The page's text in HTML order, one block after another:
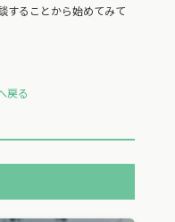
することから始めてみて
戻る